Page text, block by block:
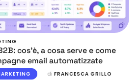
cos’è, a cosa serve e come
email automatizzate
di FRANCESCA GRILLO